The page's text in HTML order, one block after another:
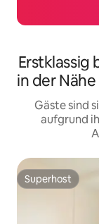
in der
Gäste sind
aufgrund
Superhost
Superhost